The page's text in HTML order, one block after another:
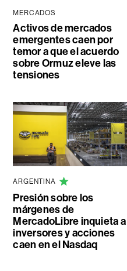
MERCADOS
Activos de mercados
emergentes caen por
temor a que el acuerdo
sobre Ormuz eleve las
tensiones
ARGENTINA
Presión sobre los
márgenes de
MercadoLibre inquieta a
inversores y acciones
caen en el Nasdaq